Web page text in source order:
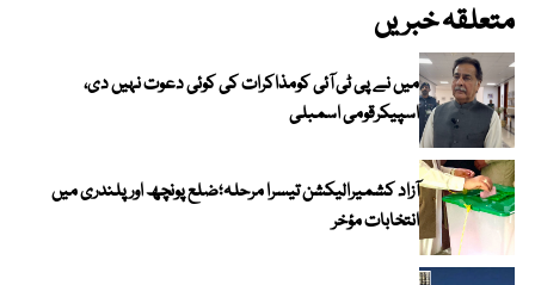
متعلقہ خبریں
میں نے پی ٹی آئی کومذاکرات کی کوئی دعوت نہیں دی،
اسپیکرقومی اسمبلی
آزاد کشمیرالیکشن تیسرا مرحلہ؛ضلع پونچھ اور پلندری میں
انتخابات مؤخر